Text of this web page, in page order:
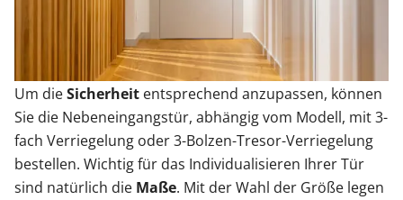
Um dieSicherheit entsprechend anzupassen, können
Sie die Nebeneingangstür, abhängig vom Modell, mit 3-
fach Verriegelung oder 3-Bolzen-Tresor-Verriegelung
bestellen. Wichtig für das Individualisieren Ihrer Tür
sind natürlich die Maße. Mit der Wahl der Größe legen